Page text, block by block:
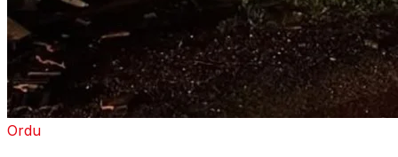
Ordu